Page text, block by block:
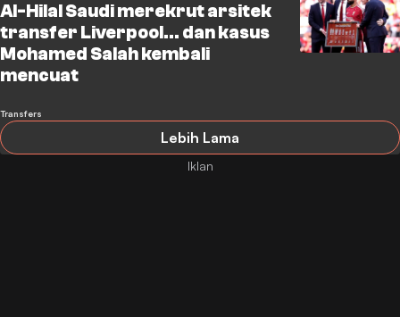
Al-Hilal Saudi merekrut arsitek
transfer Liverpool... dan kasus
Mohamed Salah kembali
mencuat
Transfers
Lebih Lama